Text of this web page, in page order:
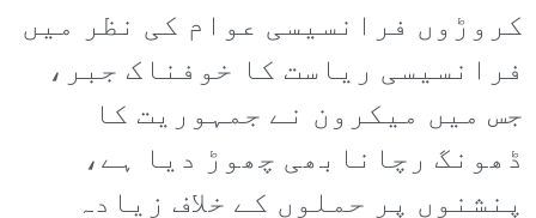
کروڑوں فرانسیسی عوام کی نظر میں
فرانسیسی ریاست کا خوفناک جبر،
جس میں میکرون نے جمہوریت کا
ڈھونگ رچانابھی چھوڑ دیا ہے،
پنشنوں پر حملوں کے خلاف زیادہ